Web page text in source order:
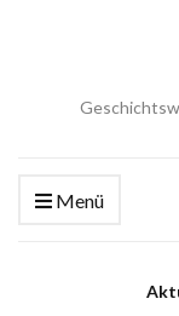
Menü